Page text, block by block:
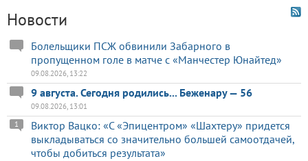
Новости
Болельщики ПСЖ обвинили Забарного в
пропущенном голе в матче с «Манчестер Юнайтед»
09.08.2026, 13:22
9 августа. Сегодня родились... Беженару — 56
09.08.2026, 13:01
Виктор Вацко: «С «Эпицентром» «Шахтеру» придется
выкладываться со значительно большей самоотдачей,
чтобы добиться результата»
1